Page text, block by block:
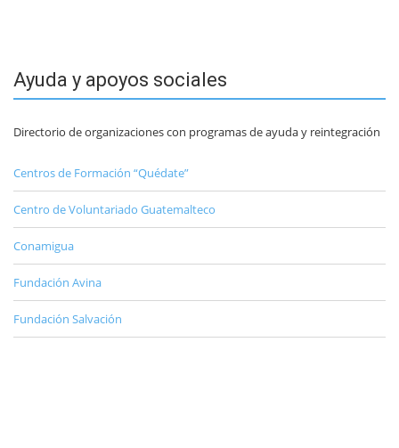
Ayuda y apoyos sociales
Directorio de organizaciones con programas de ayuda y reintegración
Centros de Formación “Quédate”
Centro de Voluntariado Guatemalteco
Conamigua
Fundación Avina
Fundación Salvación